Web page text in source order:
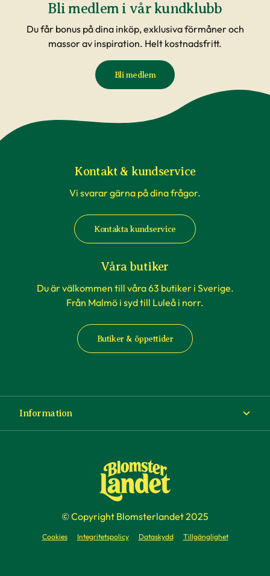
Bli medlem i vår kundklubb
Du får bonus på dina inköp, exklusiva förmåner och
massor av inspiration. Helt kostnadsfritt.
Bli medlem
Kontakt & kundservice
Vi svarar gärna på dina frågor.
Kontakta kundservice
Våra butiker
Du är välkommen till våra 63 butiker i Sverige.
Från Malmö i syd till Luleå i norr.
Butiker & öppettider
Information
Köp- och leveransvillkor
Företag
© Copyright Blomsterlandet 2025
Cookies Integritetspolicy Dataskydd Tillgänglighet